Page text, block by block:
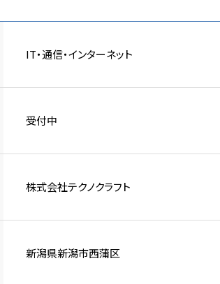
IT・通信・インターネット
受付中
株式会社テクノクラフト
新潟県新潟市西蒲区